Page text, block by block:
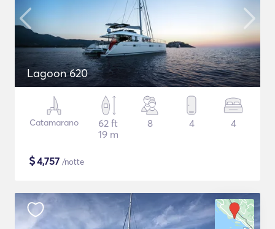
Lagoon 620
Catamarano
62 ft
19 m
8 4 4
$4,757 /notte